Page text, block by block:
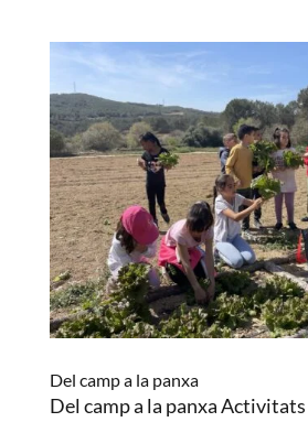
Del camp a la panxa
Del camp a la panxa